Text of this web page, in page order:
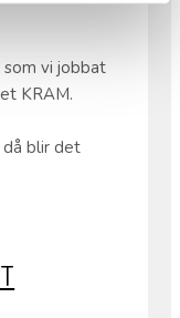
vi jobbat
KRAM.
då blir det